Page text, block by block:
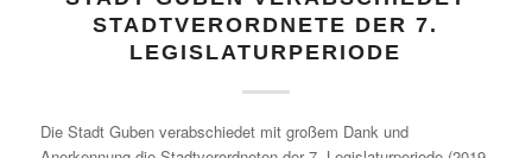
STADTVERORDNETE DER 7.
LEGISLATURPERIODE
Die Stadt Guben verabschiedet mit großem Dank und